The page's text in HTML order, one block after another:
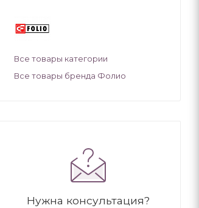
Все товары категории
Все товары бренда Фолио
Нужна консультация?